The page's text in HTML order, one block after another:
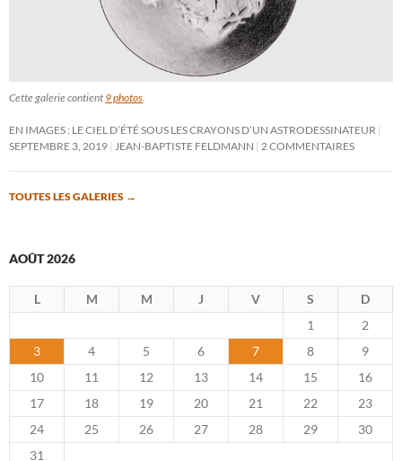
Cette galerie contient 9 photos.
EN IMAGES : LE CIEL D’ÉTÉ SOUS LES CRAYONS D’UN ASTRODESSINATEUR
SEPTEMBRE 3, 2019 JEAN-BAPTISTE FELDMANN 2 COMMENTAIRES
TOUTES LES GALERIES →
AOÛT 2026
L M M J V S
D
1
2
3
4 5 6 7 8
9
10
11 12 13 14 15
16
17
18 19 20 21 22
23
24
25 26 27 28 29
30
31